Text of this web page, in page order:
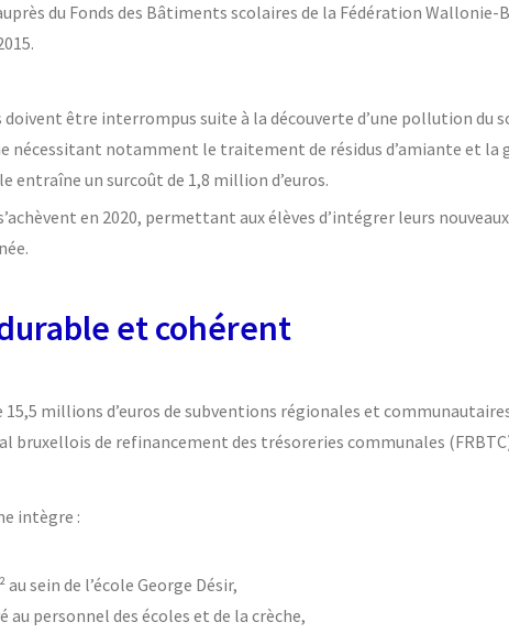
du Fonds des Bâtiments scolaires de la Fédération Wallonie-
doivent être interrompus suite à la découverte d’une pollution du
nécessitant notamment le traitement de résidus d’amiante et la
entraîne un surcoût de 1,8 million d’euros.
en 2020, permettant aux élèves d’intégrer leurs
et cohérent
millions d’euros de subventions régionales et
bruxellois de refinancement des trésoreries communales
intègre :
au sein de l’école George Désir,
au personnel des écoles et de la crèche,